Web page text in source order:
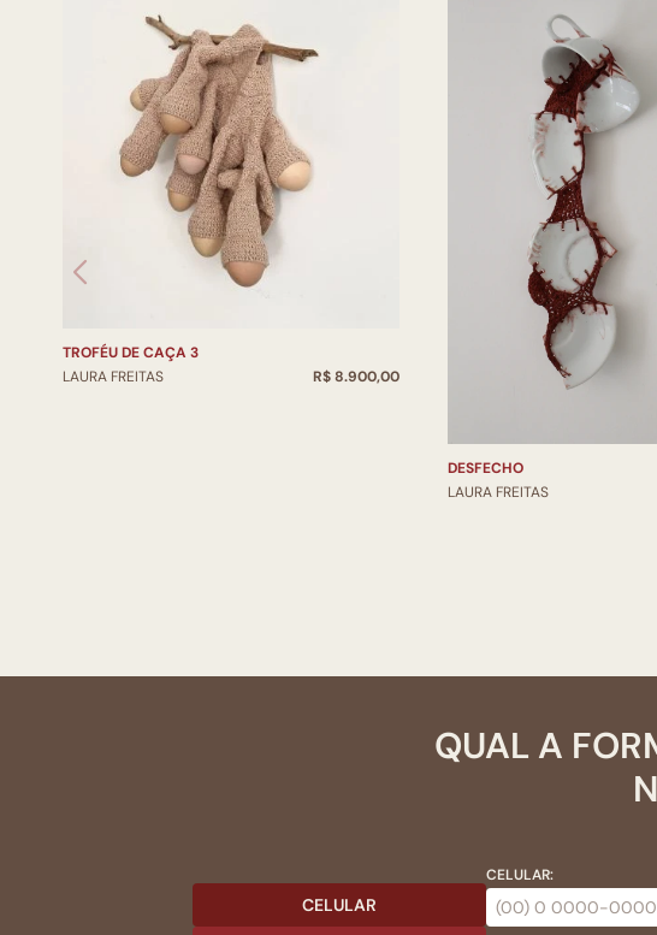
TROFÉU DE CAÇA 3
LAURA FREITAS
R$ 8.900,00
DESFECHO
LAURA FREITAS
QUAL A
CELULAR
CELULAR: